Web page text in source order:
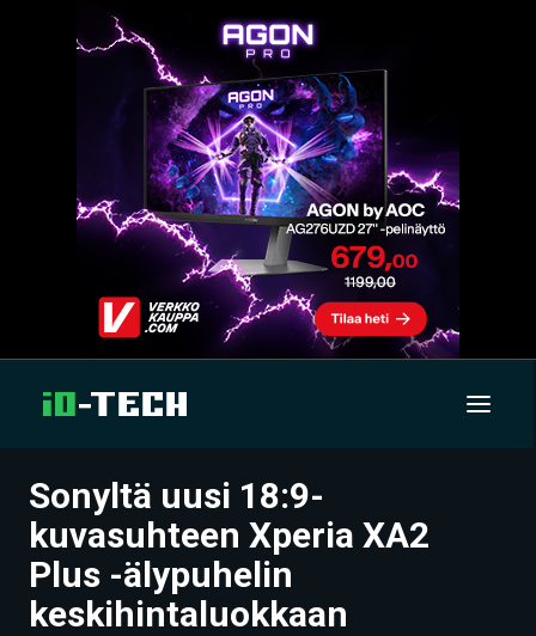
UUTISET
ARTIKKELIT
VIDEOT
Sonyltä uusi 18:9-
kuvasuhteen Xperia XA2
Plus -älypuhelin
keskihintaluokkaan